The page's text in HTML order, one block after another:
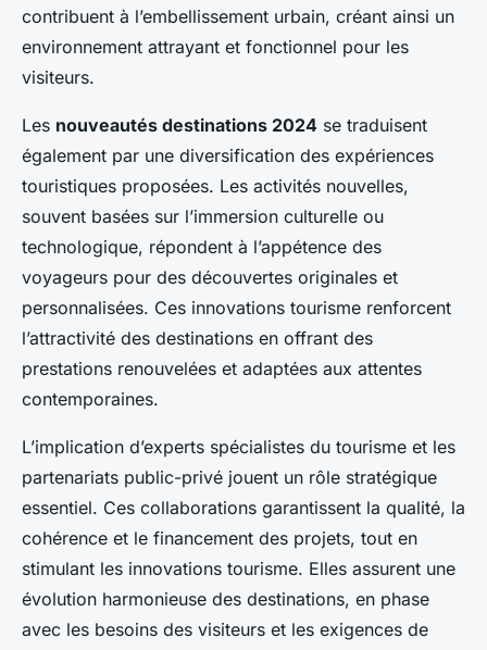
contribuent à l’embellissement urbain, créant ainsi un
environnement attrayant et fonctionnel pour les
visiteurs.
Les nouveautés destinations 2024 se traduisent
également par une diversification des expériences
touristiques proposées. Les activités nouvelles,
souvent basées sur l’immersion culturelle ou
technologique, répondent à l’appétence des
voyageurs pour des découvertes originales et
personnalisées. Ces innovations tourisme renforcent
l’attractivité des destinations en offrant des
prestations renouvelées et adaptées aux attentes
contemporaines.
L’implication d’experts spécialistes du tourisme et les
partenariats public-privé jouent un rôle stratégique
essentiel. Ces collaborations garantissent la qualité, la
cohérence et le financement des projets, tout en
stimulant les innovations tourisme. Elles assurent une
évolution harmonieuse des destinations, en phase
avec les besoins des visiteurs et les exigences de